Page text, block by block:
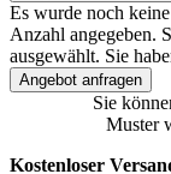
Es wurde noch
Anzahl angegeben.
ausgewählt. Sie
Angebot anfragen
Sie
Muster
Kostenloser